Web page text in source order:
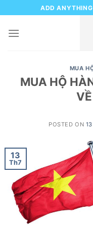
to
content
ADD ANYTHING
MUA
MUA HỘ
POSTED ON
13
Th7